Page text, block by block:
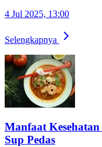
4 Jul 2025, 13:00
Selengkapnya
Manfaat
Sup Pedas